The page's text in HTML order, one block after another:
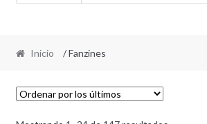
Inicio / Fanzines